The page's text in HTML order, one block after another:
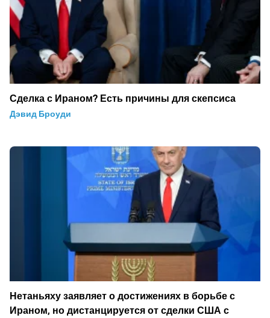
Сделка с Ираном? Есть причины для скепсиса
Дэвид Броуди
Нетаньяху заявляет о достижениях в борьбе с
Ираном, но дистанцируется от сделки США с